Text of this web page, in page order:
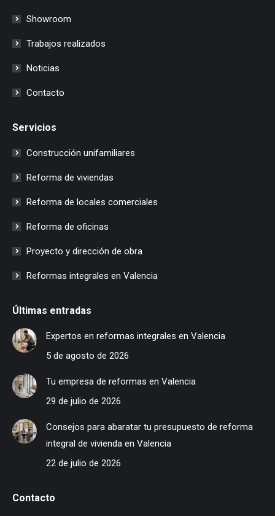
Showroom
Trabajos realizados
Noticias
Contacto
Servicios
Construcción unifamiliares
Reforma de viviendas
Reforma de locales comerciales
Reforma de oficinas
Proyecto y dirección de obra
Reformas integrales en Valencia
Últimas entradas
Expertos en reformas integrales en Valencia
5 de agosto de 2026
Tu empresa de reformas en Valencia
29 de julio de 2026
Consejos para abaratar tu presupuesto de reforma
integral de vivienda en Valencia
22 de julio de 2026
Contacto